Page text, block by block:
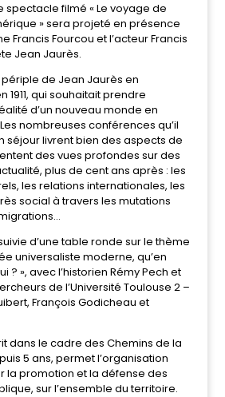
spectacle filmé « Le voyage de
» sera projeté en présence
Francis Fourcou et l’acteur Francis
Jean Jaurès.
de Jean Jaurès en
1911, qui souhaitait prendre
d’un nouveau monde en
nombreuses conférences qu’il
séjour livrent bien des aspects de
des vues profondes sur des
plus de cent ans après : les
les relations internationales, les
social à travers les mutations
d’une table ronde sur le thème
universaliste moderne, qu’en
? », avec l’historien Rémy Pech et
de l’Université Toulouse 2 –
François Godicheau et
dans le cadre des Chemins de la
5 ans, permet l’organisation
la promotion et la défense des
sur l’ensemble du territoire.